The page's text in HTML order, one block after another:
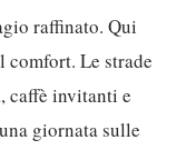
raffinato.Qui
comfort. Le strade
caffè invitanti e
giornata sulle